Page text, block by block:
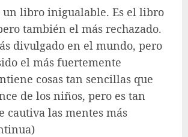
un libro inigualable. Es el libro
también el más rechazado.
divulgado en el mundo, pero
el más fuertemente
cosas tan sencillas que
de los niños, pero es tan
cautiva las mentes más